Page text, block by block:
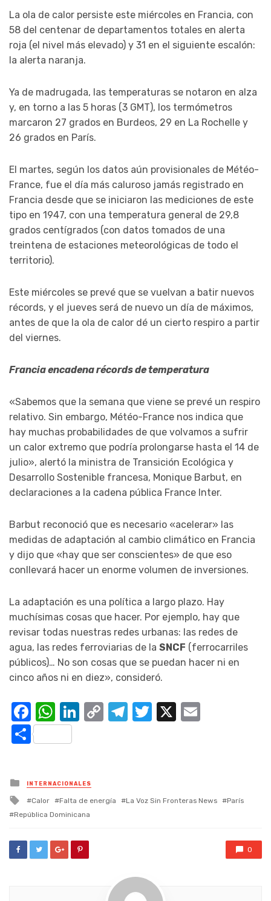
La ola de calor persiste este miércoles en Francia, con
58 del centenar de departamentos totales en alerta
roja (el nivel más elevado) y 31 en el siguiente escalón:
la alerta naranja.
Ya de madrugada, las temperaturas se notaron en alza
y, en torno a las 5 horas (3 GMT), los termómetros
marcaron 27 grados en Burdeos, 29 en La Rochelle y
26 grados en París.
El martes, según los datos aún provisionales de Météo-
France, fue el día más caluroso jamás registrado en
Francia desde que se iniciaron las mediciones de este
tipo en 1947, con una temperatura general de 29,8
grados centígrados (con datos tomados de una
treintena de estaciones meteorológicas de todo el
territorio).
Este miércoles se prevé que se vuelvan a batir nuevos
récords, y el jueves será de nuevo un día de máximos,
antes de que la ola de calor dé un cierto respiro a partir
del viernes.
Francia encadena récords de temperatura
«Sabemos que la semana que viene se prevé un respiro
relativo. Sin embargo, Météo-France nos indica que
hay muchas probabilidades de que volvamos a sufrir
un calor extremo que podría prolongarse hasta el 14 de
julio», alertó la ministra de Transición Ecológica y
Desarrollo Sostenible francesa, Monique Barbut, en
declaraciones a la cadena pública France Inter.
Barbut reconoció que es necesario «acelerar» las
medidas de adaptación al cambio climático en Francia
y dijo que «hay que ser conscientes» de que eso
conllevará hacer un enorme volumen de inversiones.
La adaptación es una política a largo plazo. Hay
muchísimas cosas que hacer. Por ejemplo, hay que
revisar todas nuestras redes urbanas: las redes de
agua, las redes ferroviarias de la SNCF (ferrocarriles
públicos)… No son cosas que se puedan hacer ni en
cinco años ni en diez», consideró.
Facebook
WhatsApp
LinkedIn
CopyTelegram
Twitter
X
Compartir
Posted
in
INTERNACIONALES
Tagged
with
Calor Falta de energía La Voz Sin Fronteras News
París
República Dominicana
0